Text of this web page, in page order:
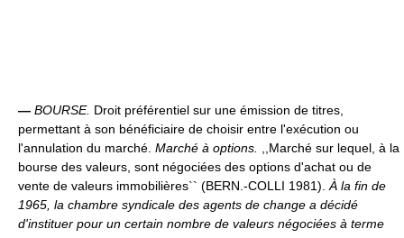
— BOURSE. Droit préférentiel sur une émission de titres,
permettant à son bénéficiaire de choisir entre l'exécution ou
l'annulation du marché. Marché à options. ,,Marché sur lequel, à la
bourse des valeurs, sont négociées des options d'achat ou de
vente de valeurs immobilières`` (BERN.-COLLI 1981).À la fin de
1965, la chambre syndicale des agents de change a décidé
d'instituer pour un certain nombre de valeurs négociées à terme